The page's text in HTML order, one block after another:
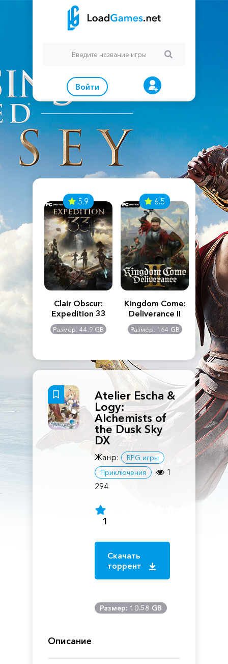
Войти
Creed
5.9
Clair Obscur:
Expedition 33
Размер: 44.9 GB
6.5
Kingdom Come:
Deliverance II
Размер: 164 GB
The
Atelier Escha &
Logy:
Alchemists of
the Dusk Sky
DX
Жанр:
RPG игры
Приключения
1
294
1
Скачать
торрент
Размер: 10.58 GB
Описание